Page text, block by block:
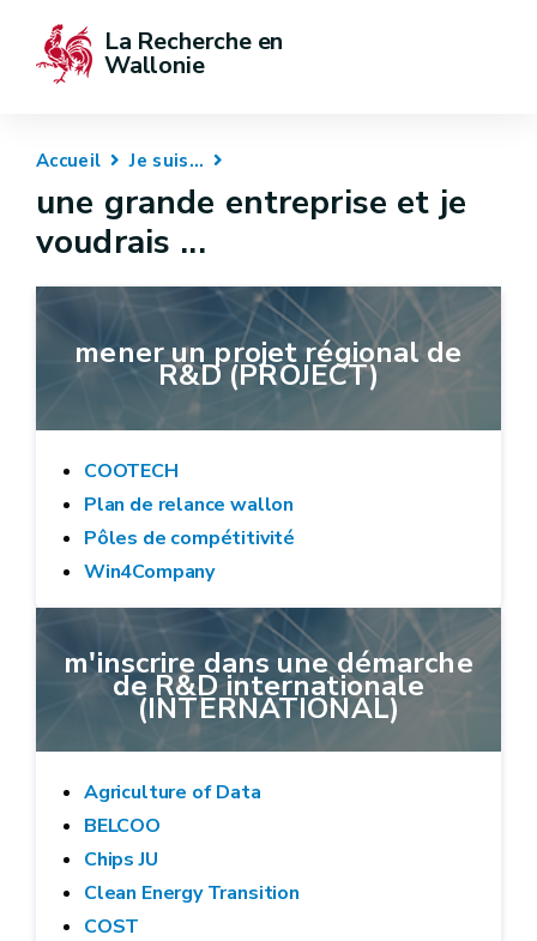
La Recherche en
Wallonie
Accueil Je suis...
une grande entreprise et je
voudrais ...
mener un projet régional de
R&D (PROJECT)
COOTECH
Plan de relance wallon
Pôles de compétitivité
Win4Company
m'inscrire dans une démarche
de R&D internationale
(INTERNATIONAL)
Agriculture of Data
BELCOO
Chips JU
Clean Energy Transition
COST